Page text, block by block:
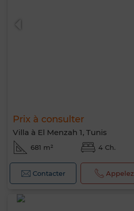
Prix à consulter
Villa à El Menzah 1, Tunis
681 m² 4 Ch.
Contacter Appelez